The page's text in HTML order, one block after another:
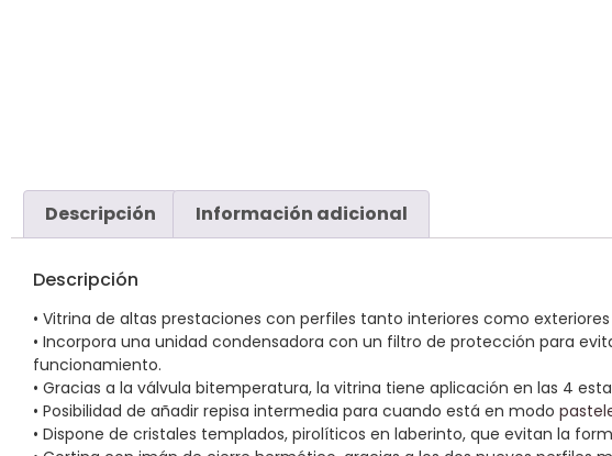
Descripción Información adicional
Descripción
• Vitrina de altas prestaciones con perfiles tanto interiores como
• Incorpora una unidad condensadora con un filtro de protección para
funcionamiento.
• Gracias a la válvula bitemperatura, la vitrina tiene aplicación en las 4
• Posibilidad de añadir repisa intermedia para cuando está en modo
• Dispone de cristales templados, pirolíticos en laberinto, que evitan la